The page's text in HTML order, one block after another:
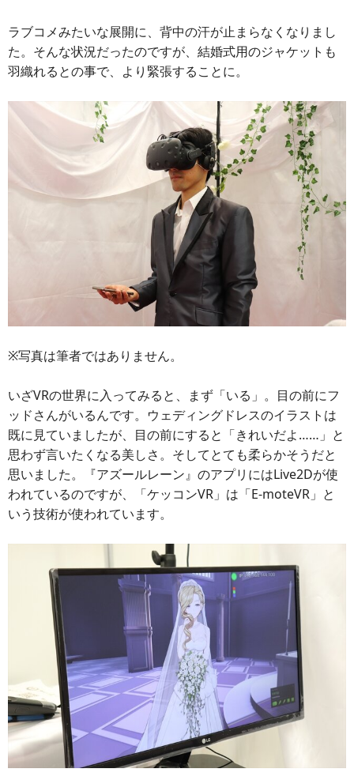
ラブコメみたいな展開に、背中の汗が止まらなくなりまし
た。そんな状況だったのですが、結婚式用のジャケットも
羽織れるとの事で、より緊張することに。
※写真は筆者ではありません。
いざVRの世界に入ってみると、まず「いる」。目の前にフ
ッドさんがいるんです。ウェディングドレスのイラストは
既に見ていましたが、目の前にすると「きれいだよ……」と
思わず言いたくなる美しさ。そしてとても柔らかそうだと
思いました。『アズールレーン』のアプリにはLive2Dが使
われているのですが、「ケッコンVR」は「E-moteVR」と
いう技術が使われています。